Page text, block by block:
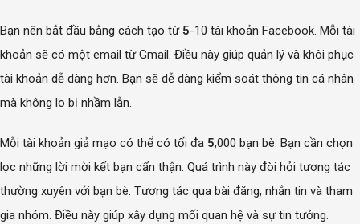
Bạn nên bắt đầu bằng cách tạo từ 5-10 tài khoản Facebook. Mỗi tài
khoản sẽ có một email từ Gmail. Điều này giúp quản lý và khôi phục
tài khoản dễ dàng hơn. Bạn sẽ dễ dàng kiểm soát thông tin cá nhân
mà không lo bị nhầm lẫn.
Mỗi tài khoản giả mạo có thể có tối đa 5,000 bạn bè. Bạn cần chọn
lọc những lời mời kết bạn cẩn thận. Quá trình này đòi hỏi tương tác
thường xuyên với bạn bè. Tương tác qua bài đăng, nhắn tin và tham
gia nhóm. Điều này giúp xây dựng mối quan hệ và sự tin tưởng.